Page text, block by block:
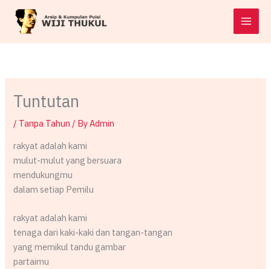
content
Tuntutan
/ Tanpa Tahun / ByAdmin
rakyat adalah kami
mulut-mulut yang bersuara
mendukungmu
dalam setiap Pemilu
rakyat adalah kami
tenaga dari kaki-kaki dan tangan-tangan
yang memikul tandu gambar
partaimu